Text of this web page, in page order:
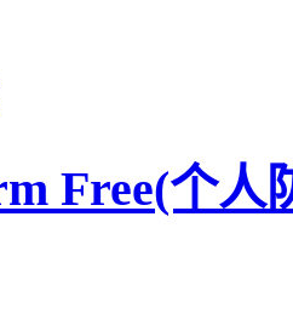
Free(个人